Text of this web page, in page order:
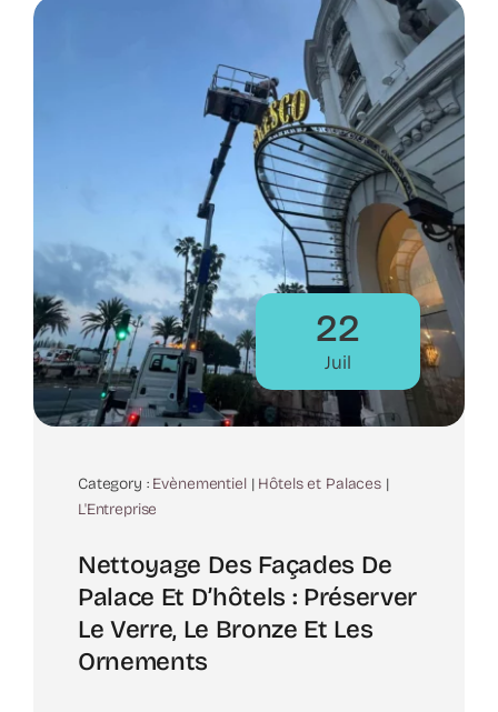
22
Juil
Category : Evènementiel| Hôtels et Palaces |
L'Entreprise
Nettoyage Des Façades De
Palace Et D’hôtels : Préserver
Le Verre, Le Bronze Et Les
Ornements